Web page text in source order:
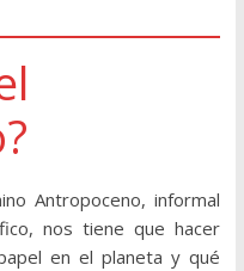
Antropoceno, informal
nos tiene que hacer
en el planeta y qué